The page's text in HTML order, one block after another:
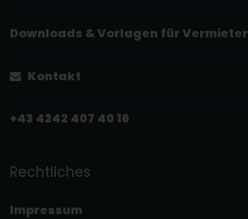
Downloads & Vorlagen für Vermieter
Kontakt
+43 4242 407 40 16
Rechtliches
Impressum